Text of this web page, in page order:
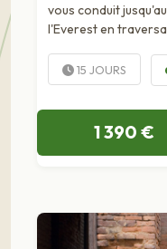
vous conduit
l'Everest en
rencontre des...
15 JOURS
1 390 €